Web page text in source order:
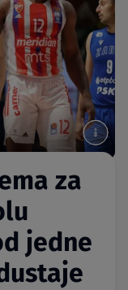
za
jedne